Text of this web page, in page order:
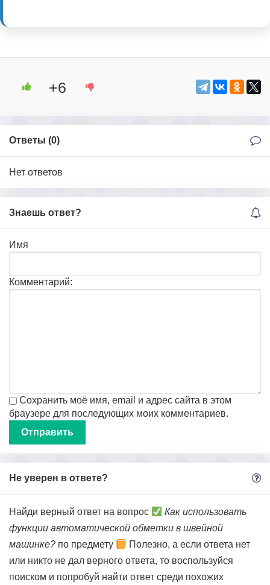
+6
Ответы (0)
Нет ответов
Знаешь ответ?
Имя
Комментарий:
Сохранить моё имя, email и адрес сайта в этом
браузере для последующих моих комментариев.
Не уверен в ответе?
Найди верный ответ на вопрос
Как использовать
функции автоматической обметки в швейной
машинке? по предмету
Полезно, а если ответа нет
или никто не дал верного ответа, то воспользуйся
поиском и попробуй найти ответ среди похожих